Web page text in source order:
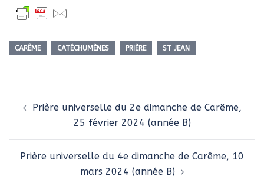
CARÊME CATÉCHUMÈNES PRIÈRE ST JEAN
d’article
Prière universelle du 2e dimanche de Carême,
25 février 2024 (année B)
Prière universelle du 4e dimanche de Carême, 10
mars 2024 (année B)